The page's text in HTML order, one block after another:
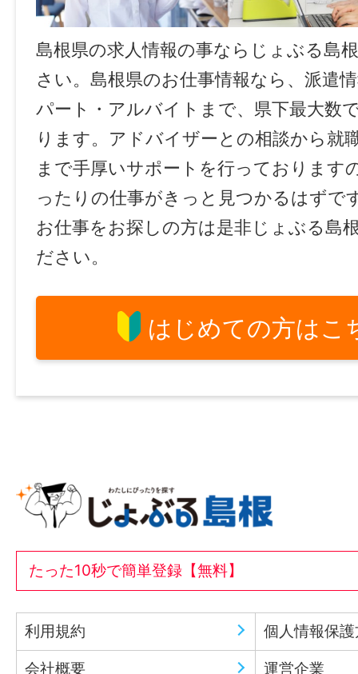
島根県の求人情報の事ならじょぶる島
さい。島根県のお仕事情報なら、派遣
パート・アルバイトまで、県下最大数
ります。アドバイザーとの相談から就
まで手厚いサポートを行っております
ったりの仕事がきっと見つかるはずで
お仕事をお探しの方は是非じょぶる島
ださい。
はじめての方はこ
たった10秒で簡単登録【無料】
利用規約 個人情報保
会社概要 運営企業